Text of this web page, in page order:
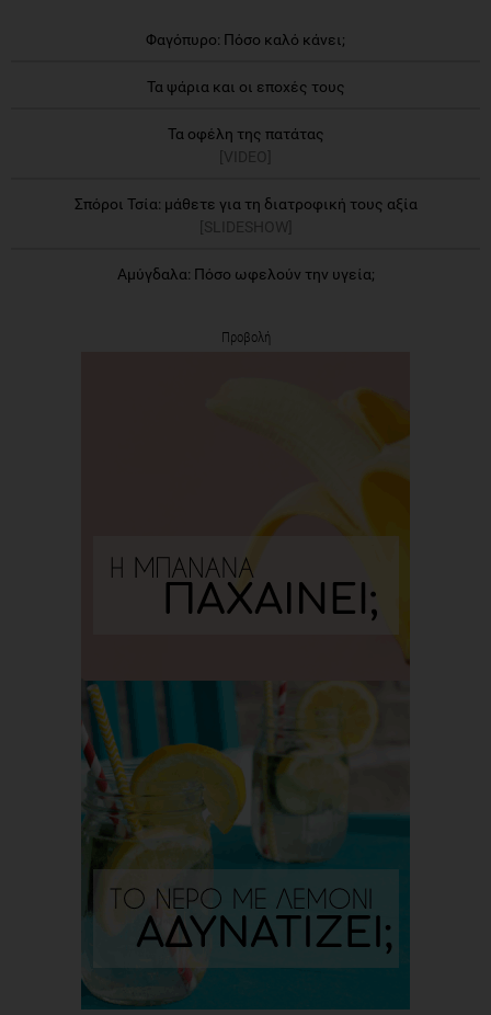
Φαγόπυρο: Πόσο καλό κάνει;
Τα ψάρια και οι εποχές τους
Τα οφέλη της πατάτας
[VIDEO]
Σπόροι Τσία: μάθετε για τη διατροφική τους αξία
[SLIDESHOW]
Αμύγδαλα: Πόσο ωφελούν την υγεία;
Προβολή